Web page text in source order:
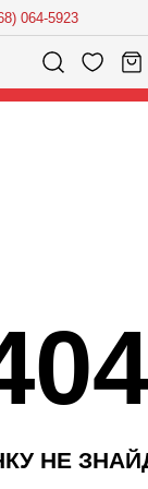
064-5923
КУ НЕ ЗНАЙ